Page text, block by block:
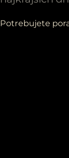
Potrebujete